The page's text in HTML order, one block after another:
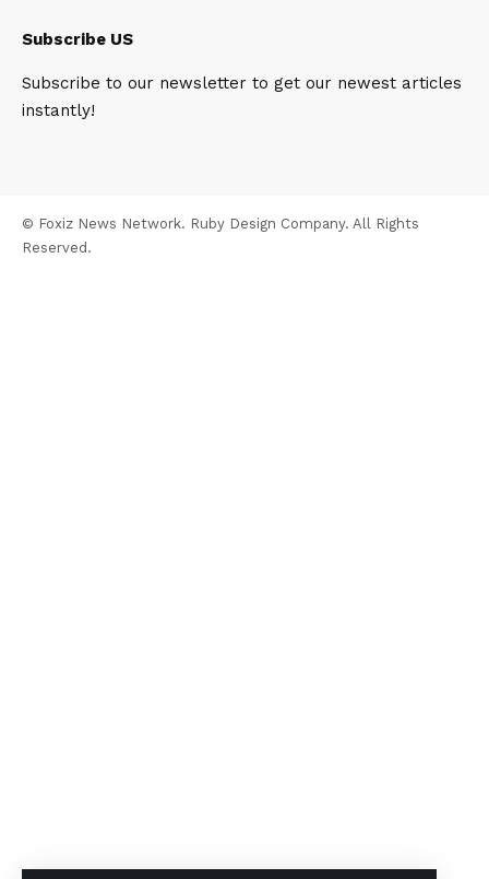
Subscribe US
Subscribe to our newsletter to get our newest articles
instantly!
© Foxiz News Network. Ruby Design Company. All Rights
Reserved.